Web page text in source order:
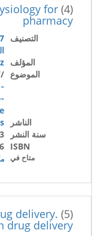
(4)
for
pharmacy
التصنيف
المؤلف
الموضوع
الناشر
سنة النشر
ISBN
متاح في
(5)
delivery.
drug delivery